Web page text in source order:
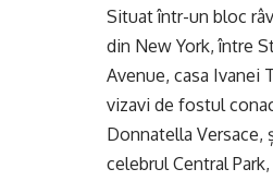
Situat într-un bloc
din New York, între
Avenue, casa Ivanei
vizavi de fostul
Donnatella Versace,
celebrul Central